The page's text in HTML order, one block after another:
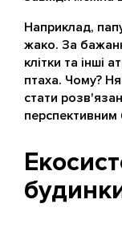
Наприклад,
жако. За
клітки та інші
птаха. Чому?
стати
перспективним